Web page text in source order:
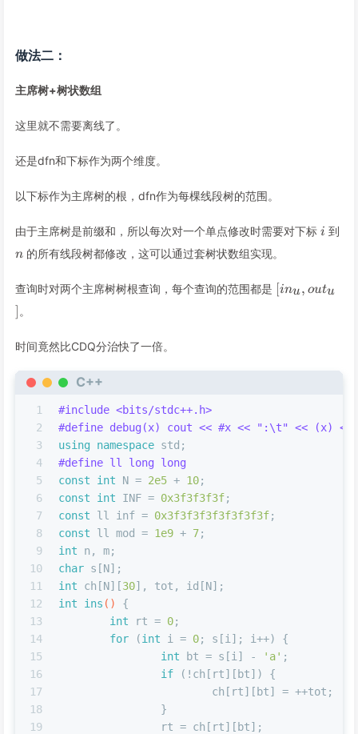
做法二：
主席树+树状数组
这里就不需要离线了。
还是dfn和下标作为两个维度。
以下标作为主席树的根，dfn作为每棵线段树的范围。
由于主席树是前缀和，所以每次对一个单点修改时需要对下标 i
i 到
n 的所有线段树都修改，这可以通过套树状数组实现。
查询时对两个主席树树根查询，每个查询的范围都是 [in_u,out_u]
[inu, outu
] 。
时间竟然比CDQ分治快了一倍。
C++
1
2
3
4
5
6
7
8
9
10
11
12
13
14
15
16
17
18
19
#include <bits/stdc++.h>
#define debug(x) cout << #x << ":\t"
<< (x) <<
using namespace std;
#define ll long long
const
int N = 2e5 + 10;
const
int INF = 0x3f3f3f3f;
const ll inf = 0x3f3f3f3f3f3f3f3f;
const ll mod = 1e9 + 7;
int n, m;
char s[N];
int ch[N][30], tot, id[N];
int
ins ()
{
int rt = 0;
for (int i = 0; s[i]; i++) {
int bt = s[i] - 'a' ;
if (!ch[rt][bt]) {
			ch[rt][bt] = ++tot;
		}
		rt = ch[rt][bt];